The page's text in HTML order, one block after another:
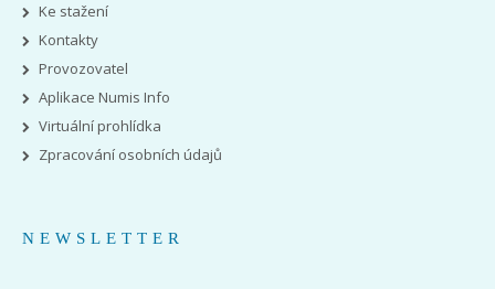
Ke stažení
Kontakty
Provozovatel
Aplikace Numis Info
Virtuální prohlídka
Zpracování osobních údajů
NEWSLETTER